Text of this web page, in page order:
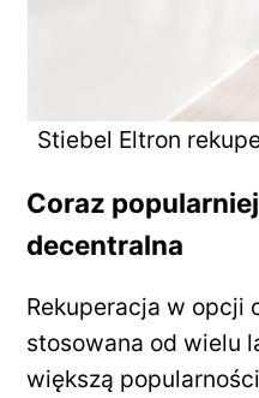
Stiebel Eltron
Coraz
decentralna
Rekuperacja w opcji
stosowana od wielu
większą